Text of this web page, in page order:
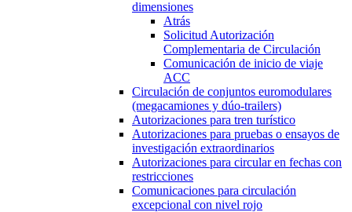
dimensiones
Atrás
Solicitud Autorización
Complementaria de Circulación
Comunicación de inicio de viaje
ACC
Circulación de conjuntos euromodulares
(megacamiones y dúo-trailers)
Autorizaciones para tren turístico
Autorizaciones para pruebas o ensayos de
investigación extraordinarios
Autorizaciones para circular en fechas con
restricciones
Comunicaciones para circulación
excepcional con nivel rojo